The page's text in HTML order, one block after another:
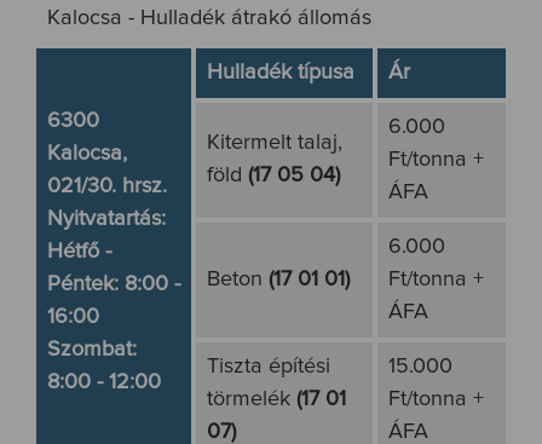
Kalocsa - Hulladék átrakó állomás
6300
Kalocsa,
021/30. hrsz.
Nyitvatartás:
Hétfő -
Péntek: 8:00 -
16:00
Szombat:
8:00 - 12:00
Hulladék típusa Ár
Kitermelt talaj,
föld (17 05 04)
6.000
Ft/tonna +
ÁFA
Beton (17 01 01)
6.000
Ft/tonna +
ÁFA
Tiszta építési
törmelék (17 01
07)
15.000
Ft/tonna +
ÁFA